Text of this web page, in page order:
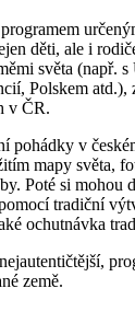
děti, ale i
světa (např.
Polskem atd.),
v ČR.
pohádky v
mapy světa,
Poté si mohou
tradiční
ochutnávka
země.